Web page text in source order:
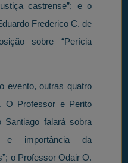
castrense”; e o
Frederico C. de
sobre “Perícia
evento, outras quatro
O Professor e Perito
Santiago falará sobra
e importância da
o Professor Odair O.